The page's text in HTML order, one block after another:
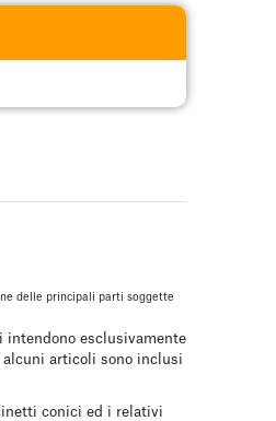
delle principali parti soggette
intendono esclusivamente
articoli sono inclusi
conici ed i relativi